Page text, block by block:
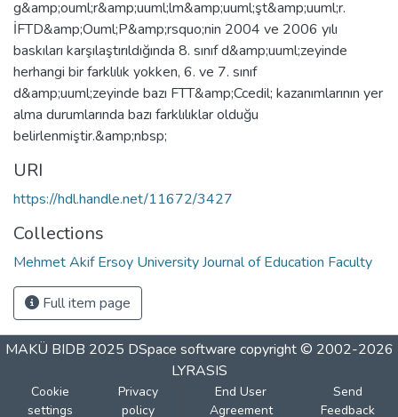
g&amp;ouml;r&amp;uuml;lm&amp;uuml;şt&amp;uuml;r.
İFTD&amp;Ouml;P&amp;rsquo;nin 2004 ve 2006 yılı
baskıları karşılaştırıldığında 8. sınıf d&amp;uuml;zeyinde
herhangi bir farklılık yokken, 6. ve 7. sınıf
d&amp;uuml;zeyinde bazı FTT&amp;Ccedil; kazanımlarının yer
alma durumlarında bazı farklılıklar olduğu
belirlenmiştir.&amp;nbsp;
URI
https://hdl.handle.net/11672/3427
Collections
Mehmet Akif Ersoy University Journal of Education Faculty
Full item page
MAKÜ BIDB 2025 DSpace software copyright © 2002-2026
LYRASIS
Cookie
settings
Privacy
policy
End User
Agreement
Send
Feedback